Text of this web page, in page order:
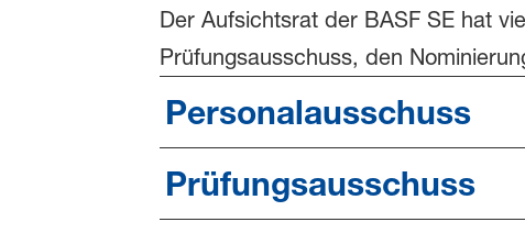
Der Aufsichtsrat der BASF SE hat
Prüfungsausschuss, den
Personalausschuss
Prüfungsausschuss